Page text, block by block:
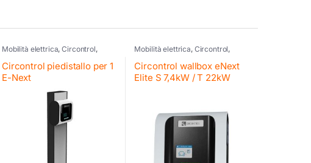
Mobilità elettrica,Circontrol,
Circontrol piedistallo per 1
E-Next
Mobilità elettrica, Circontrol,
Circontrol wallbox eNext
Elite S 7,4kW / T 22kW